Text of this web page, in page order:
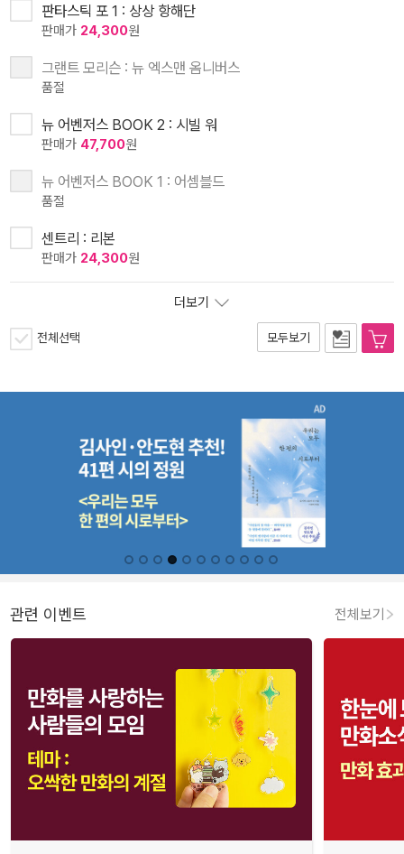
판타스틱 포 1 : 상상 항해단
판매가 24,300원
그랜트 모리슨 : 뉴 엑스맨 옴니버스
품절
뉴 어벤저스 BOOK 2 : 시빌 워
판매가 47,700원
뉴 어벤저스 BOOK 1 : 어셈블드
품절
센트리 : 리본
판매가 24,300원
더보기
전체선택 모두보기
관련 이벤트 전체보기